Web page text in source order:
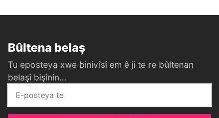
Bûltena belaş
Tu eposteya xwe binivîsî em ê ji te re bûltenan
belaşî bişînin...